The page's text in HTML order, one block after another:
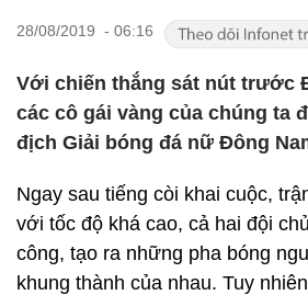
28/08/2019 - 06:16
Với chiến thắng sát nút trước
các cô gái vàng của chúng ta
địch Giải bóng đá nữ Đông
Ngay sau tiếng còi khai cuộc,
với tốc độ khá cao, cả hai đội
công, tạo ra những pha bóng
khung thành của nhau. Tuy